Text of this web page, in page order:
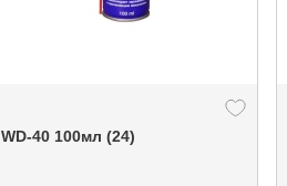
WD-40 100мл (24)